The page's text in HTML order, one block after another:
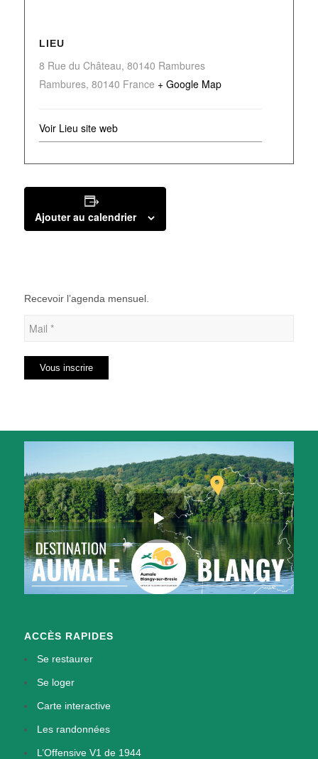
LIEU
8 Rue du Château, 80140 Rambures
Rambures, 80140 France + Google Map
Voir Lieu site web
Ajouter au calendrier
Recevoir l’agenda mensuel.
ACCÈS RAPIDES
Se restaurer
Se loger
Carte interactive
Les randonnées
L’Offensive V1 de 1944